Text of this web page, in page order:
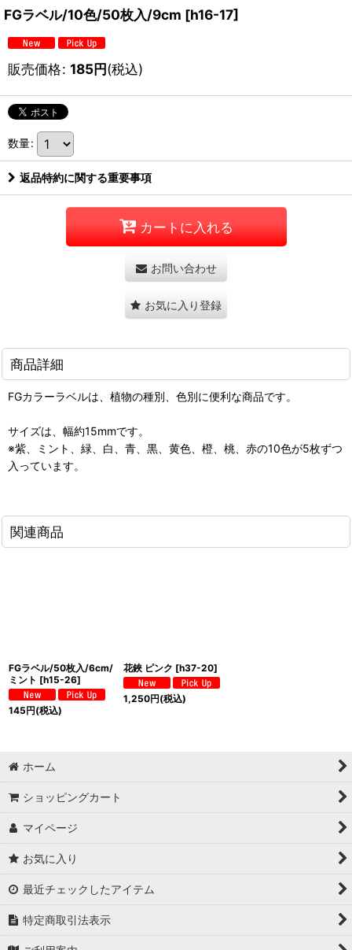
FGラベル/10色/50枚入/9cm [h16-17]
販売価格: 185円(税込)
数量:
返品特約に関する重要事項
カートに入れる
お問い合わせ
お気に入り登録
商品詳細
FGカラーラベルは、植物の種別、色別に便利な商品です。
サイズは、幅約15mmです。
※紫、ミント、緑、白、青、黒、黄色、橙、桃、赤の10色が5枚ずつ
入っています。
関連商品
FGラベル/50枚入/6cm/
ミント [h15-26]
145円(税込)
花鋏 ピンク [h37-20]
1,250円(税込)
ホーム
ショッピングカート
マイページ
お気に入り
最近チェックしたアイテム
特定商取引法表示